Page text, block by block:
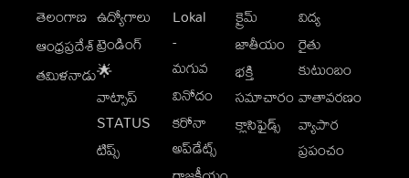
తెలంగాణ
ఆంధ్రప్రదేశ్
తమిళనాడు
ఉద్యోగాలు
ట్రెండింగ్
🌟
వాట్సాప్
STATUS
టిప్స్
Lokal
-
మగువ
వినోదం
కరోనా
అప్‌డేట్స్
క్రైమ్
జాతీయం
భక్తి
సమాచారం
క్లాసిఫైడ్స్
విద్య
రైతు
కుటుంబం
వాతావరణం
వ్యాపార
ప్రపంచం